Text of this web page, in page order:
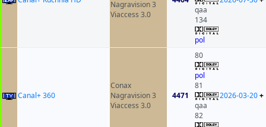
Nagravision 3
Viaccess 3.0
qaa
134
pol
Canal+ 360
Conax
Nagravision 3
Viaccess 3.0
4471
80
pol
81
qaa
82
2026-03-20+